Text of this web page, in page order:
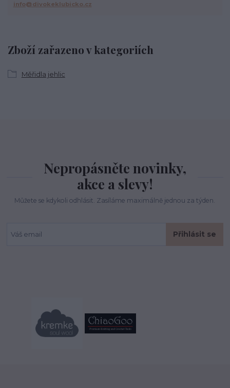
Zboží zařazeno v kategoriích
Měřidla jehlic
info@divokeklubicko.cz
Nepropásněte novinky,
akce a slevy!
Můžete se kdykoli odhlásit. Zasíláme maximálně jednou za týden.
Přihlásit se